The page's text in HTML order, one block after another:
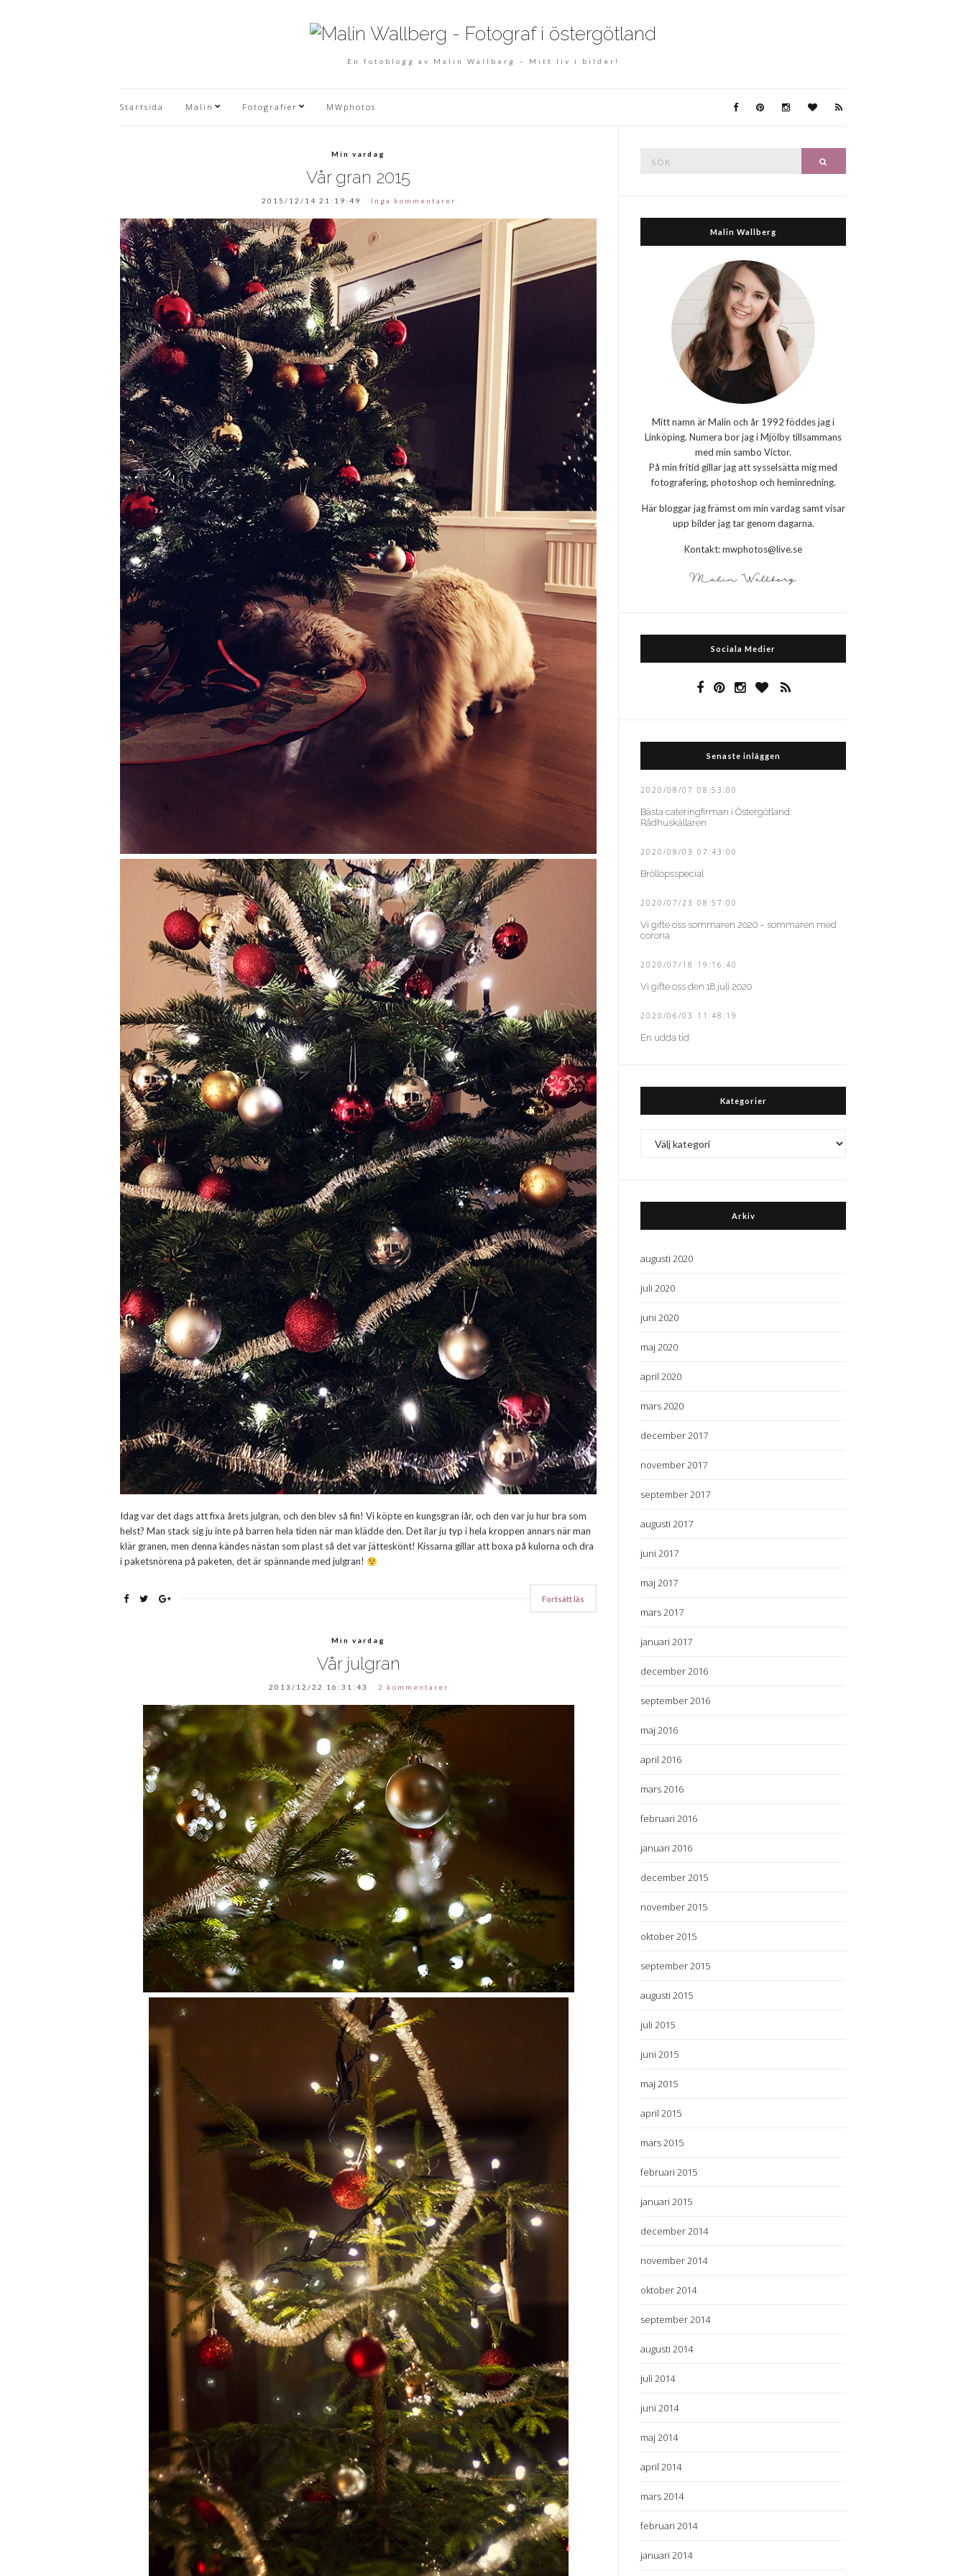
En fotoblogg av Malin Wallberg – Mitt liv i bilder!
Startsida Malin Fotografier MWphotos
Min vardag
Vår gran 2015
2015/12/14 21:19:49 Inga kommentarer
Idag var det dags att fixa årets julgran, och den blev så fin! Vi köpte en kungsgran iår, och den var ju hur bra som
helst? Man stack sig ju inte på barren hela tiden när man klädde den. Det ilar ju typ i hela kroppen annars när man
klär granen, men denna kändes nästan som plast så det var jätteskönt! Kissarna gillar att boxa på kulorna och dra
i paketsnörena på paketen, det är spännande med julgran!
Fortsätt läs
Min vardag
Vår julgran
2013/12/22 16:31:43 2 kommentarer
Malin Wallberg
Mitt namn är Malin och år 1992 föddes jag i
Linköping. Numera bor jag i Mjölby tillsammans
med min sambo Victor.
På min fritid gillar jag att sysselsätta mig med
fotografering, photoshop och heminredning.
Här bloggar jag främst om min vardag samt visar
upp bilder jag tar genom dagarna.
Kontakt: mwphotos@live.se
Sociala Medier
Senaste inläggen
2020/08/07 08:53:00
Bästa cateringfirman i Östergötland:
Rådhuskällaren
2020/08/03 07:43:00
Bröllopsspecial
2020/07/23 08:57:00
Vi gifte oss sommaren 2020 – sommaren med
corona
2020/07/18 19:16:40
Vi gifte oss den 18 juli 2020
2020/06/03 11:48:19
En udda tid
Kategorier
Arkiv
augusti 2020
juli 2020
juni 2020
maj 2020
april 2020
mars 2020
december 2017
november 2017
september 2017
augusti 2017
juni 2017
maj 2017
mars 2017
januari 2017
december 2016
september 2016
maj 2016
april 2016
mars 2016
februari 2016
januari 2016
december 2015
november 2015
oktober 2015
september 2015
augusti 2015
juli 2015
juni 2015
maj 2015
april 2015
mars 2015
februari 2015
januari 2015
december 2014
november 2014
oktober 2014
september 2014
augusti 2014
juli 2014
juni 2014
maj 2014
april 2014
mars 2014
februari 2014
januari 2014